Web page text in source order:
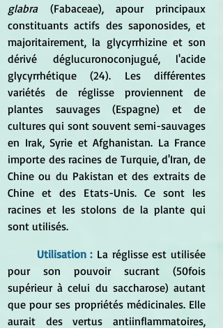
glabra (Fabaceae), apour principaux
constituants actifs des saponosides, et
majoritairement, la glycyrrhizine et son
dérivé déglucuronoconjugué, l'acide
glycyrrhétique (24). Les différentes
variétés de réglisse proviennent de
plantes sauvages (Espagne) et de
cultures qui sont souvent semi-sauvages
en Irak, Syrie et Afghanistan. La France
importe des racines de Turquie, d'Iran, de
Chine ou du Pakistan et des extraits de
Chine et des Etats-Unis. Ce sont les
racines et les stolons de la plante qui
sont utilisés.
Utilisation : La réglisse est utilisée
pour son pouvoir sucrant (50fois
supérieur à celui du saccharose) autant
que pour ses propriétés médicinales. Elle
aurait des vertus antiinflammatoires,